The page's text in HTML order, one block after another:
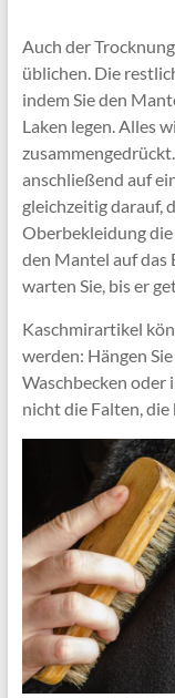
Auch der
üblichen. Die
indem Sie den
Laken legen. Alles
anschließend auf
gleichzeitig darauf,
Oberbekleidung die
den Mantel auf das
warten Sie, bis er
Kaschmirartikel
werden: Hängen
Waschbecken oder
nicht die Falten, die